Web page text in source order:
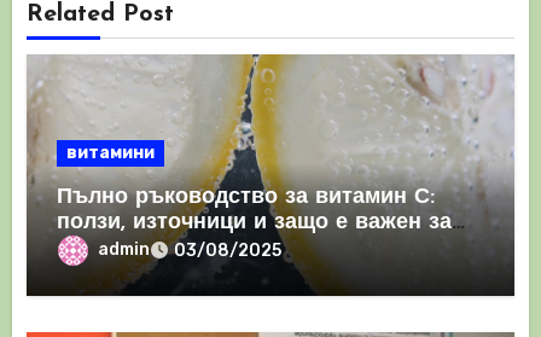
Related Post
витамини
Пълно ръководство за витамин С:
ползи, източници и защо е важен за
имунната система
admin 03/08/2025